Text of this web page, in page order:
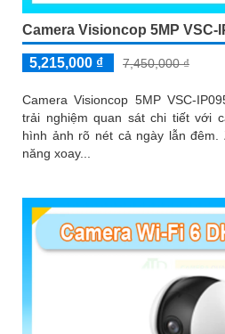
Camera Visioncop 5MP VSC-
5,215,000 ₫ 7,450,000 ₫
Camera Visioncop 5MP VSC-
trải nghiệm quan sát chi tiết với
hình ảnh rõ nét cả ngày lẫn đêm. Zoom quang 4X cùng khả
năng xoay...